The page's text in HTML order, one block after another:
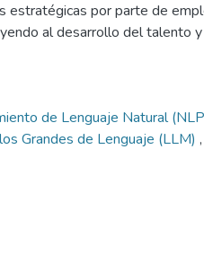
estratégicas por parte de
al desarrollo del talento y
de Lenguaje Natural
Grandes de Lenguaje (LLM) ,